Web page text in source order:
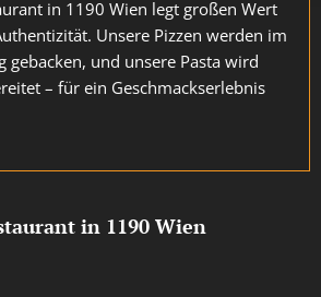
in 1190 Wien legt großen Wert
Unsere Pizzen werden im
gebacken, und unsere Pasta wird
– für ein Geschmackserlebnis
in 1190 Wien